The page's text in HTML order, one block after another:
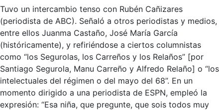
Tuvo un intercambio tenso con Rubén Cañizares
(periodista de ABC). Señaló a otros periodistas y medios,
entre ellos Juanma Castaño, José María García
(históricamente), y refiriéndose a ciertos columnistas
como “los Segurolas, los Carreños y los Relaños” [por
Santiago Segurola, Manu Carreño y Alfredo Relaño] o “los
intelectuales del régimen o del mayo del 68”. En un
momento dirigido a una periodista de ESPN, empleó la
expresión: “Esa niña, que pregunte, que sois todos muy